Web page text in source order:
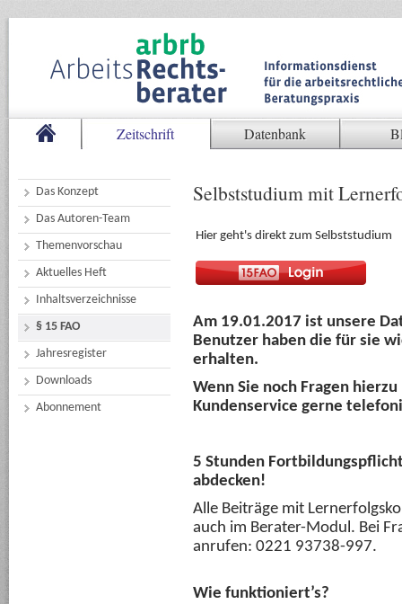
Zeitschrift Datenbank
Das Konzept
Das Autoren-Team
Themenvorschau
Aktuelles Heft
Inhaltsverzeichnisse
§ 15 FAO
Jahresregister
Downloads
Abonnement
Selbststudium mit
Hier geht's direkt zum Selbststudium
Am 19.01.2017 ist unsere
Benutzer haben die für sie
erhalten.
Wenn Sie noch Fragen
Kundenservice gerne
5 Stunden
abdecken!
Alle Beiträge mit
auch im Berater-Modul. Bei
anrufen: 0221 93738-997.
Wie funktioniert’s?